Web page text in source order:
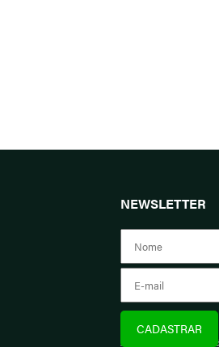
NEWSLETTER
Assine e fique